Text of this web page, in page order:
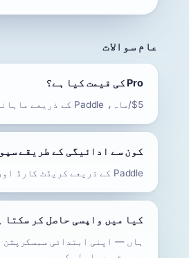
عام سوالات
Pro کی قیمت کیا ہے؟
$5/ماہ، Paddle کے ذریعے ماہانہ بل۔ نئے اور موجودہ سبسکرائبرز کے لیے ایک ہی قیمت۔
کون سے ادائیگی کے طریقے
Paddle کے ذریعے کریڈٹ کارڈ اور PayPal۔ Paddle merchant of record ہے، تو رسید Paddle جاری کرتا ہے۔
کیا میں واپسی حاصل کر سکتا